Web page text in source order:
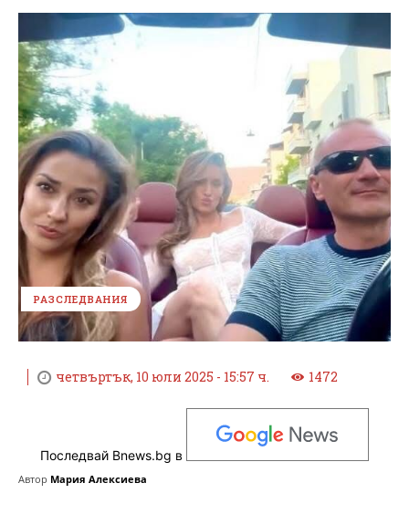
РАЗСЛЕДВАНИЯ
четвъртък, 10 юли 2025 - 15:57 ч. 1472
Последвай Bnews.bg в
Автор Мария Алексиева